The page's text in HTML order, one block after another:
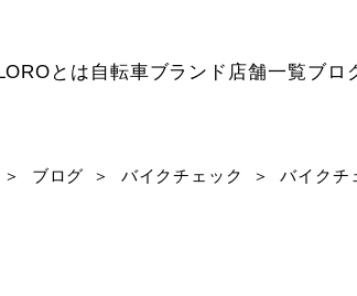
とは 自転車ブランド 店舗一覧ブロ
ブログ バイクチェック バイクチ